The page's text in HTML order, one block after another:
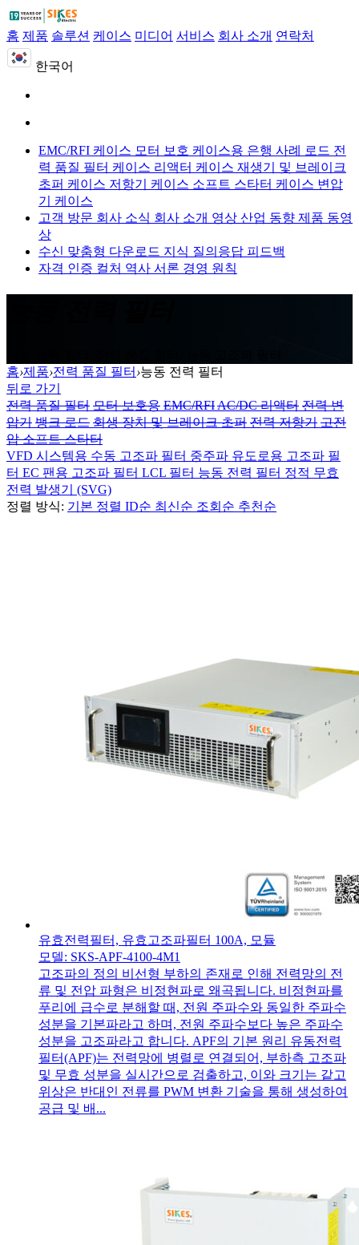
홈 제품 솔루션 케이스 미디어 서비스 회사 소개 연락처
한국어
EMC/RFI 케이스 모터 보호 케이스용 은행 사례 로드 전
력 품질 필터 케이스 리액터 케이스 재생기 및 브레이크
초퍼 케이스 저항기 케이스 소프트 스타터 케이스 변압
기 케이스
고객 방문 회사 소식 회사 소개 영상 산업 동향 제품 동영
상
수신 맞춤형 다운로드 지식 질의응답 피드백
자격 인증 컬처 역사 서론 경영 원칙
홈›제품›전력 품질 필터 ›능동 전력 필터
뒤로 가기
전력 품질 필터 모터 보호용 EMC/RFIAC/DC 리액터 전력 변
압기 뱅크 로드 회생 장치 및 브레이크 초퍼 전력 저항기 고전
압 소프트 스타터
VFD 시스템용 수동 고조파 필터 중주파 유도로용 고조파 필
터 EC 팬용 고조파 필터 LCL 필터 능동 전력 필터 정적 무효
전력 발생기 (SVG)
정렬 방식: 기본 정렬 ID순 최신순 조회순 추천순
유효전력필터, 유효고조파필터 100A, 모듈
모델: SKS-APF-4100-4M1
고조파의 정의 비선형 부하의 존재로 인해 전력망의 전
류 및 전압 파형은 비정현파로 왜곡됩니다. 비정현파를
푸리에 급수로 분해할 때, 전원 주파수와 동일한 주파수
성분을 기본파라고 하며, 전원 주파수보다 높은 주파수
성분을 고조파라고 합니다. APF의 기본 원리 유동전력
필터(APF)는 전력망에 병렬로 연결되어, 부하측 고조파
및 무효 성분을 실시간으로 검출하고, 이와 크기는 같고
위상은 반대인 전류를 PWM 변환 기술을 통해 생성하여
공급 및 배...